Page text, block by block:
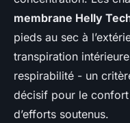
membrane Helly
pieds au sec à
transpiration
respirabilité - un
décisif pour le
d’efforts soutenus.